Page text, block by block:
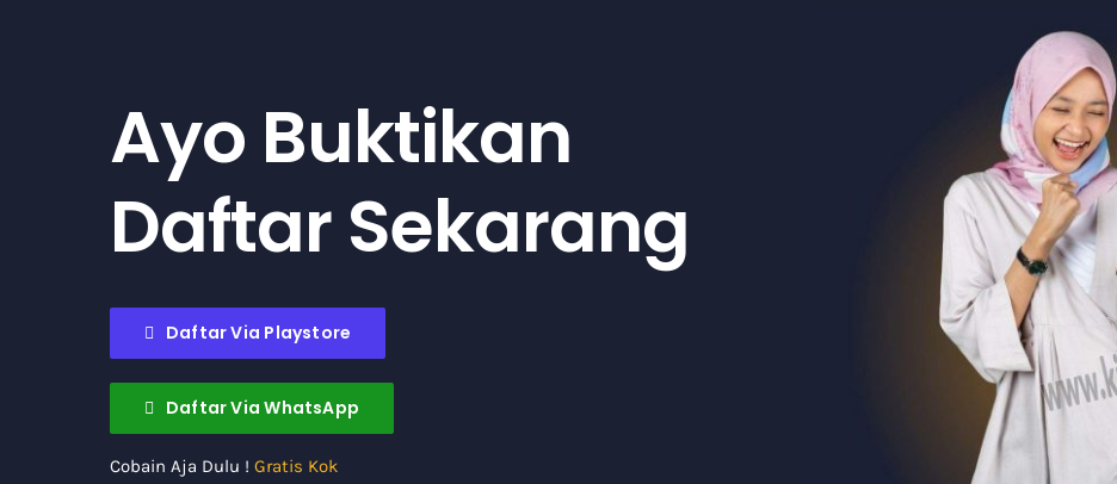
Ayo Buktikan
Daftar Sekarang
Daftar Via Playstore
Daftar Via WhatsApp
Cobain Aja Dulu ! Gratis Kok